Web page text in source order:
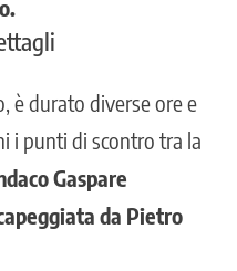
è durato diverse ore e
i punti di scontro tra la
Gaspare
da Pietro